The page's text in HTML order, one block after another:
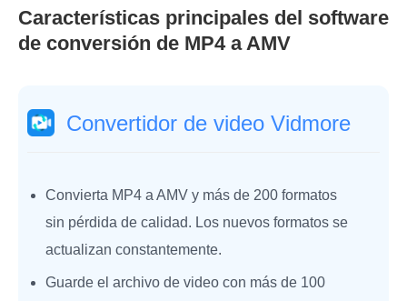
Características principales del software
de conversión de MP4 a AMV
Convertidor de video Vidmore
Convierta MP4 a AMV y más de 200 formatos
sin pérdida de calidad. Los nuevos formatos se
actualizan constantemente.
Guarde el archivo de video con más de 100